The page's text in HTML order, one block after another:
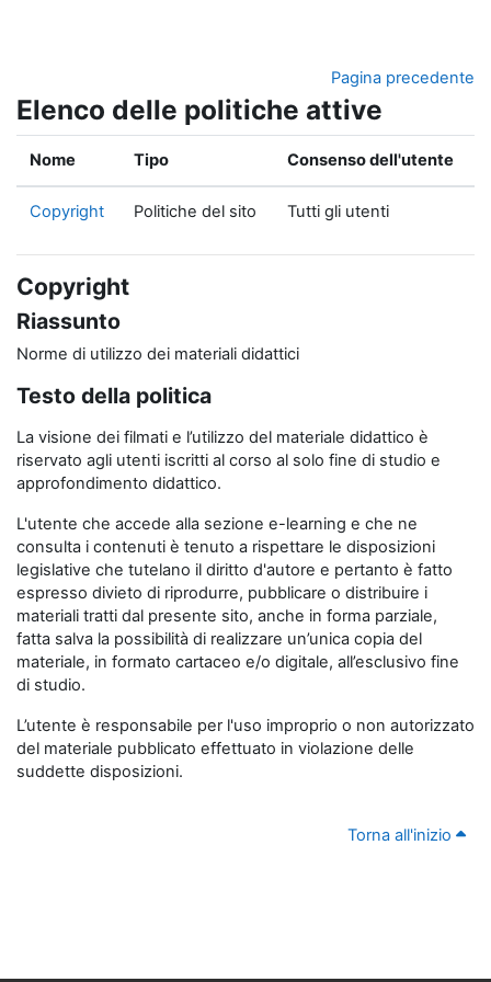
Pagina precedente
Elenco delle politiche attive
Nome Tipo Consenso dell'utente
Copyright Politiche del sito Tutti gli utenti
Copyright
Riassunto
Norme di utilizzo dei materiali didattici
Testo della politica
La visione dei filmati e l’utilizzo del materiale didattico è
riservato agli utenti iscritti al corso al solo fine di studio e
approfondimento didattico.
L'utente che accede alla sezione e-learning e che ne
consulta i contenuti è tenuto a rispettare le disposizioni
legislative che tutelano il diritto d'autore e pertanto è fatto
espresso divieto di riprodurre, pubblicare o distribuire i
materiali tratti dal presente sito, anche in forma parziale,
fatta salva la possibilità di realizzare un’unica copia del
materiale, in formato cartaceo e/o digitale, all’esclusivo fine
di studio.
L’utente è responsabile per l'uso improprio o non autorizzato
del materiale pubblicato effettuato in violazione delle
suddette disposizioni.
Torna all'inizio